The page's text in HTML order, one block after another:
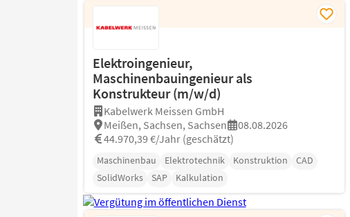
Elektroingenieur,
Maschinenbauingenieur als
Konstrukteur (m/w/d)
Kabelwerk Meissen GmbH
Meißen, Sachsen, Sachsen
08.08.2026
44.970,39 €/Jahr (geschätzt)
Maschinenbau Elektrotechnik Konstruktion
CAD
SolidWorks
SAP Kalkulation